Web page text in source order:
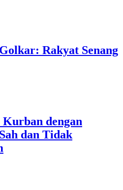
Rakyat Senang
dengan
dan Tidak